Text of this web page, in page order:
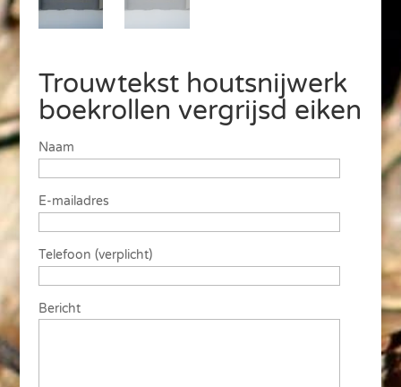
Trouwtekst houtsnijwerk
boekrollen vergrijsd eiken
Naam
E-mailadres
Telefoon (verplicht)
Bericht